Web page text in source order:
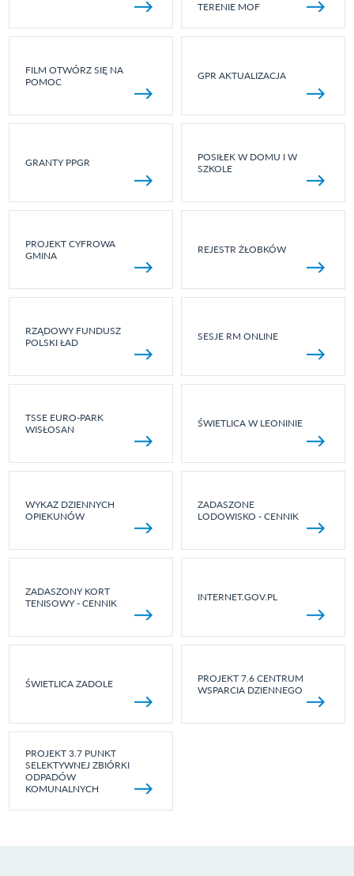
TERENIE MOF
FILM OTWÓRZ SIĘ NA
POMOC
GPR AKTUALIZACJA
GRANTY PPGR
POSIŁEK W DOMU I W
SZKOLE
PROJEKT CYFROWA
GMINA
REJESTR ŻŁOBKÓW
RZĄDOWY FUNDUSZ
POLSKI ŁAD
SESJE RM ONLINE
TSSE EURO-PARK
WISŁOSAN
ŚWIETLICA W LEONINIE
WYKAZ DZIENNYCH
OPIEKUNÓW
ZADASZONE
LODOWISKO - CENNIK
ZADASZONY KORT
TENISOWY - CENNIK
INTERNET.GOV.PL
ŚWIETLICA ZADOLE
PROJEKT 7.6 CENTRUM
WSPARCIA DZIENNEGO
PROJEKT 3.7 PUNKT
SELEKTYWNEJ ZBIÓRKI
ODPADÓW
KOMUNALNYCH